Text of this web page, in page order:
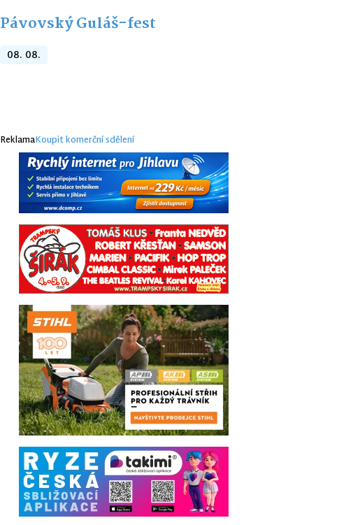
Pávovský Guláš-fest
08. 08.
ReklamaKoupit komerční sdělení